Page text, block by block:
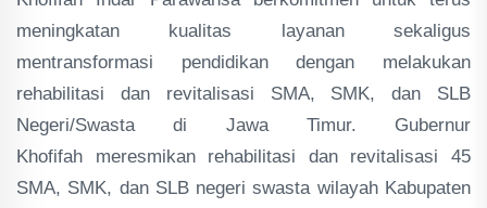
meningkatan kualitas layanan sekaligus
mentransformasi pendidikan dengan melakukan
rehabilitasi dan revitalisasi SMA, SMK, dan SLB
Negeri/Swasta di Jawa Timur. Gubernur
Khofifah meresmikan rehabilitasi dan revitalisasi 45
SMA, SMK, dan SLB negeri swasta wilayah Kabupaten